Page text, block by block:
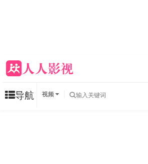
导航 视频